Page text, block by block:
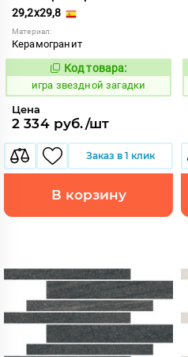
29,2x29,8
Материал:
Керамогранит
Код:
550527
Код товара:
игра звездной загадки
Цена
2 334 руб./шт
Заказ в 1 клик
В корзину